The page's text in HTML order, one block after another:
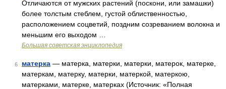
Отличаются от мужских растений (поскони, или замашки)
более толстым стеблем, густой облиственностью,
расположением соцветий, поздним созреванием волокна и
меньшим его выходом …
Большая советская энциклопедия
6 матерка — матерка, матерки, матерки, матерок, матерке,
матеркам, матерку, матерки, матеркой, матеркою,
матерками, матерке, матерках (Источник: «Полная